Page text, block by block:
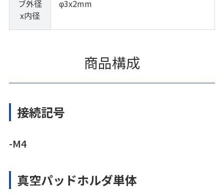
ブ外径
x内径
φ3x2mm
商品構成
接続記号
-M4
真空パッドホルダ単体